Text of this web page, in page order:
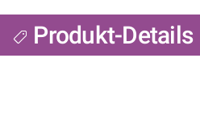
Produkt-Details